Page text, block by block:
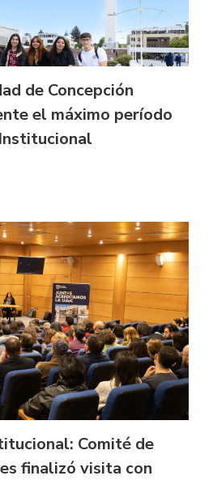
de Concepción
el máximo período
Comité de
finalizó visita con